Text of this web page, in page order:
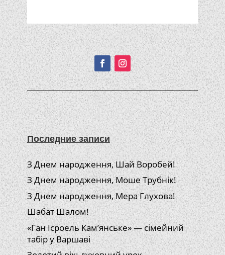
Подписывайтесь!
Последние записи
З Днем народження, Шай Воробей!
З Днем народження, Моше Трубнік!
З Днем народження, Мера Глухова!
Шабат Шалом!
«Ган Ісроель Кам’янське» — сімейний
табір у Варшаві